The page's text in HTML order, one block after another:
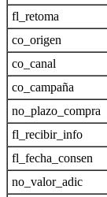
fl_retoma
co_origen
co_canal
co_campaña
no_plazo_compra
fl_recibir_info
fl_fecha_consen
no_valor_adic